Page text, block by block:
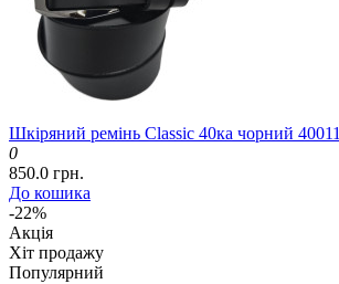
Шкіряний ремінь Classic 40ка чорний 40011
0
850.0 грн.
До кошика
-22%
Акція
Хіт продажу
Популярний